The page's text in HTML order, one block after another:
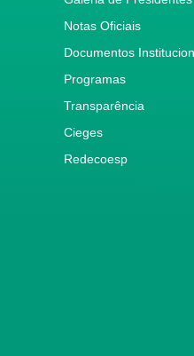
Notas Oficiais
Documentos
Programas
Transparência
Cieges
Redecoesp